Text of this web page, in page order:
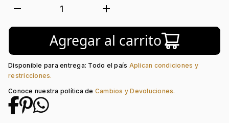
Virgen
Colección: Ninguno
remove 1 add
Agregar al carrito
Disponible para entrega: Todo el país Aplican condiciones y
restricciones.
Conoce nuestra política de Cambios y Devoluciones.